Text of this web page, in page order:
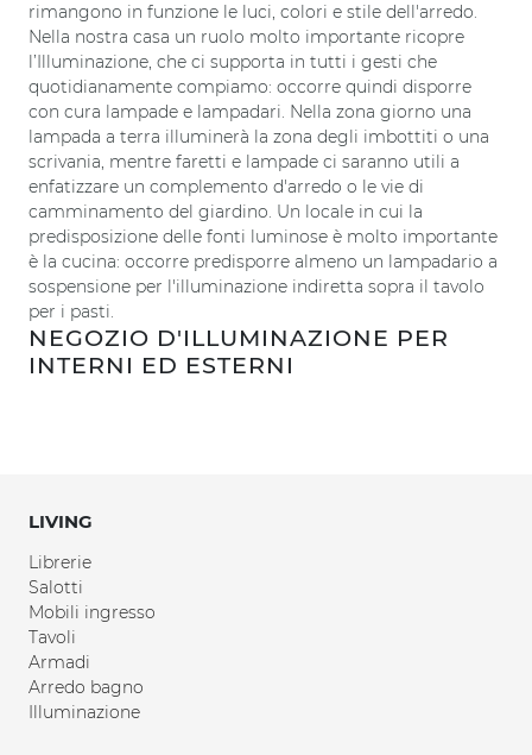
rimangono in funzione le luci, colori e stile dell'arredo.
Nella nostra casa un ruolo molto importante ricopre
l’Illuminazione, che ci supporta in tutti i gesti che
quotidianamente compiamo: occorre quindi disporre
con cura lampade e lampadari. Nella zona giorno una
lampada a terra illuminerà la zona degli imbottiti o una
scrivania, mentre faretti e lampade ci saranno utili a
enfatizzare un complemento d'arredo o le vie di
camminamento del giardino. Un locale in cui la
predisposizione delle fonti luminose è molto importante
è la cucina: occorre predisporre almeno un lampadario a
sospensione per l'illuminazione indiretta sopra il tavolo
per i pasti.
NEGOZIO D'ILLUMINAZIONE PER
INTERNI ED ESTERNI
LIVING
Librerie
Salotti
Mobili ingresso
Tavoli
Armadi
Arredo bagno
Illuminazione